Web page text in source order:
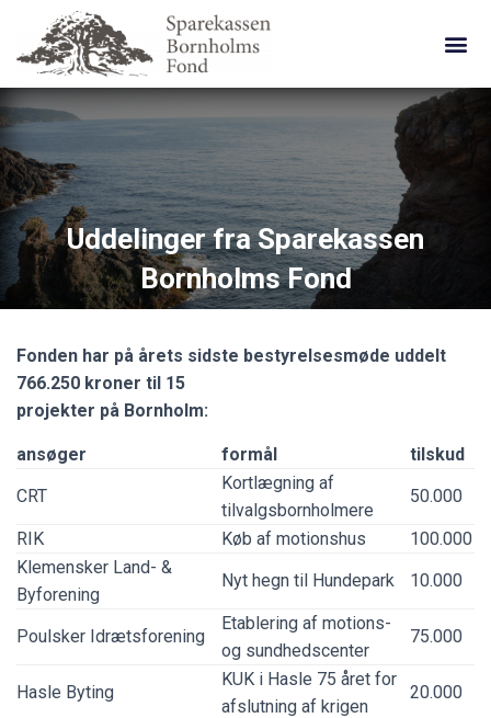
Uddelinger fra Sparekassen
Bornholms Fond
Fonden har på årets sidste bestyrelsesmøde uddelt
766.250 kroner til 15
projekter på Bornholm:
ansøger formål
tilskud
CRT
Kortlægning af
tilvalgsbornholmere
50.000
RIK Køb af motionshus
100.000
Klemensker Land- &
Byforening
Nyt hegn til Hundepark 10.000
Poulsker Idrætsforening
Etablering af motions-
og sundhedscenter
75.000
Hasle Byting
KUK i Hasle 75 året for
afslutning af krigen
20.000